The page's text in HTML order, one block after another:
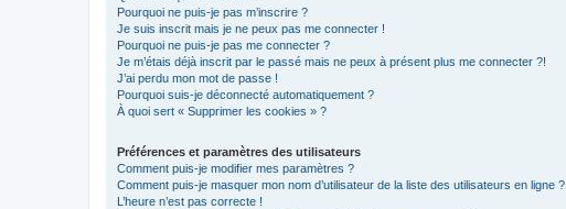
Pourquoi ne puis-je pas m’inscrire ?
Je suis inscrit mais je ne peux pas me connecter !
Pourquoi ne puis-je pas me connecter ?
Je m’étais déjà inscrit par le passé mais ne peux à présent plus me connecter ?!
J’ai perdu mon mot de passe !
Pourquoi suis-je déconnecté automatiquement ?
À quoi sert « Supprimer les cookies » ?
Préférences et paramètres des utilisateurs
Comment puis-je modifier mes paramètres ?
Comment puis-je masquer mon nom d’utilisateur de la liste des utilisateurs en ligne ?
L’heure n’est pas correcte !